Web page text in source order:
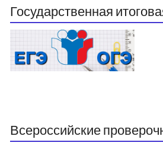
Государственная
Всероссийские